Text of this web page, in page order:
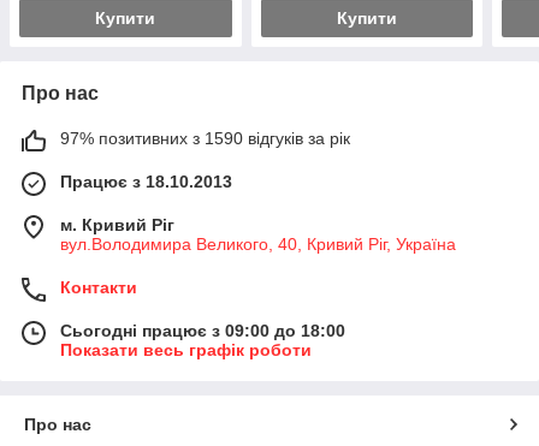
Купити Купити
Про нас
97% позитивних з 1590 відгуків за рік
Працює з 18.10.2013
м. Кривий Ріг
вул.Володимира Великого, 40, Кривий Ріг, Україна
Контакти
Сьогодні працює з 09:00 до 18:00
Показати весь графік роботи
Про нас